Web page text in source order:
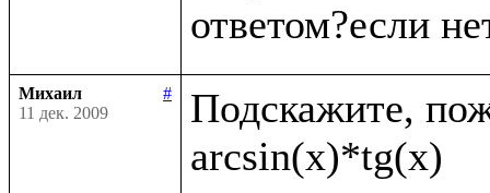
Михаил
#
11 дек. 2009
Подскажите,